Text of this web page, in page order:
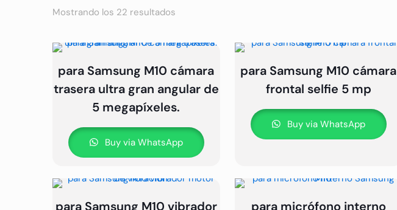
Mostrando los 22 resultados
para Samsung M10 cámara
trasera ultra gran angular de
5 megapíxeles.
Buy via WhatsApp
para Samsung M10 cámara
frontal selfie 5 mp
Buy via WhatsApp
para Samsung M10 vibrador
para micrófono interno